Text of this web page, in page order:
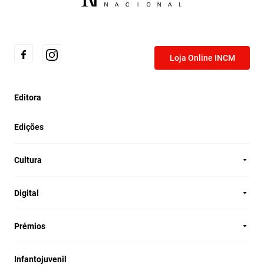
Loja Online INCM
Editora
Edições
Cultura
Digital
Prémios
Infantojuvenil